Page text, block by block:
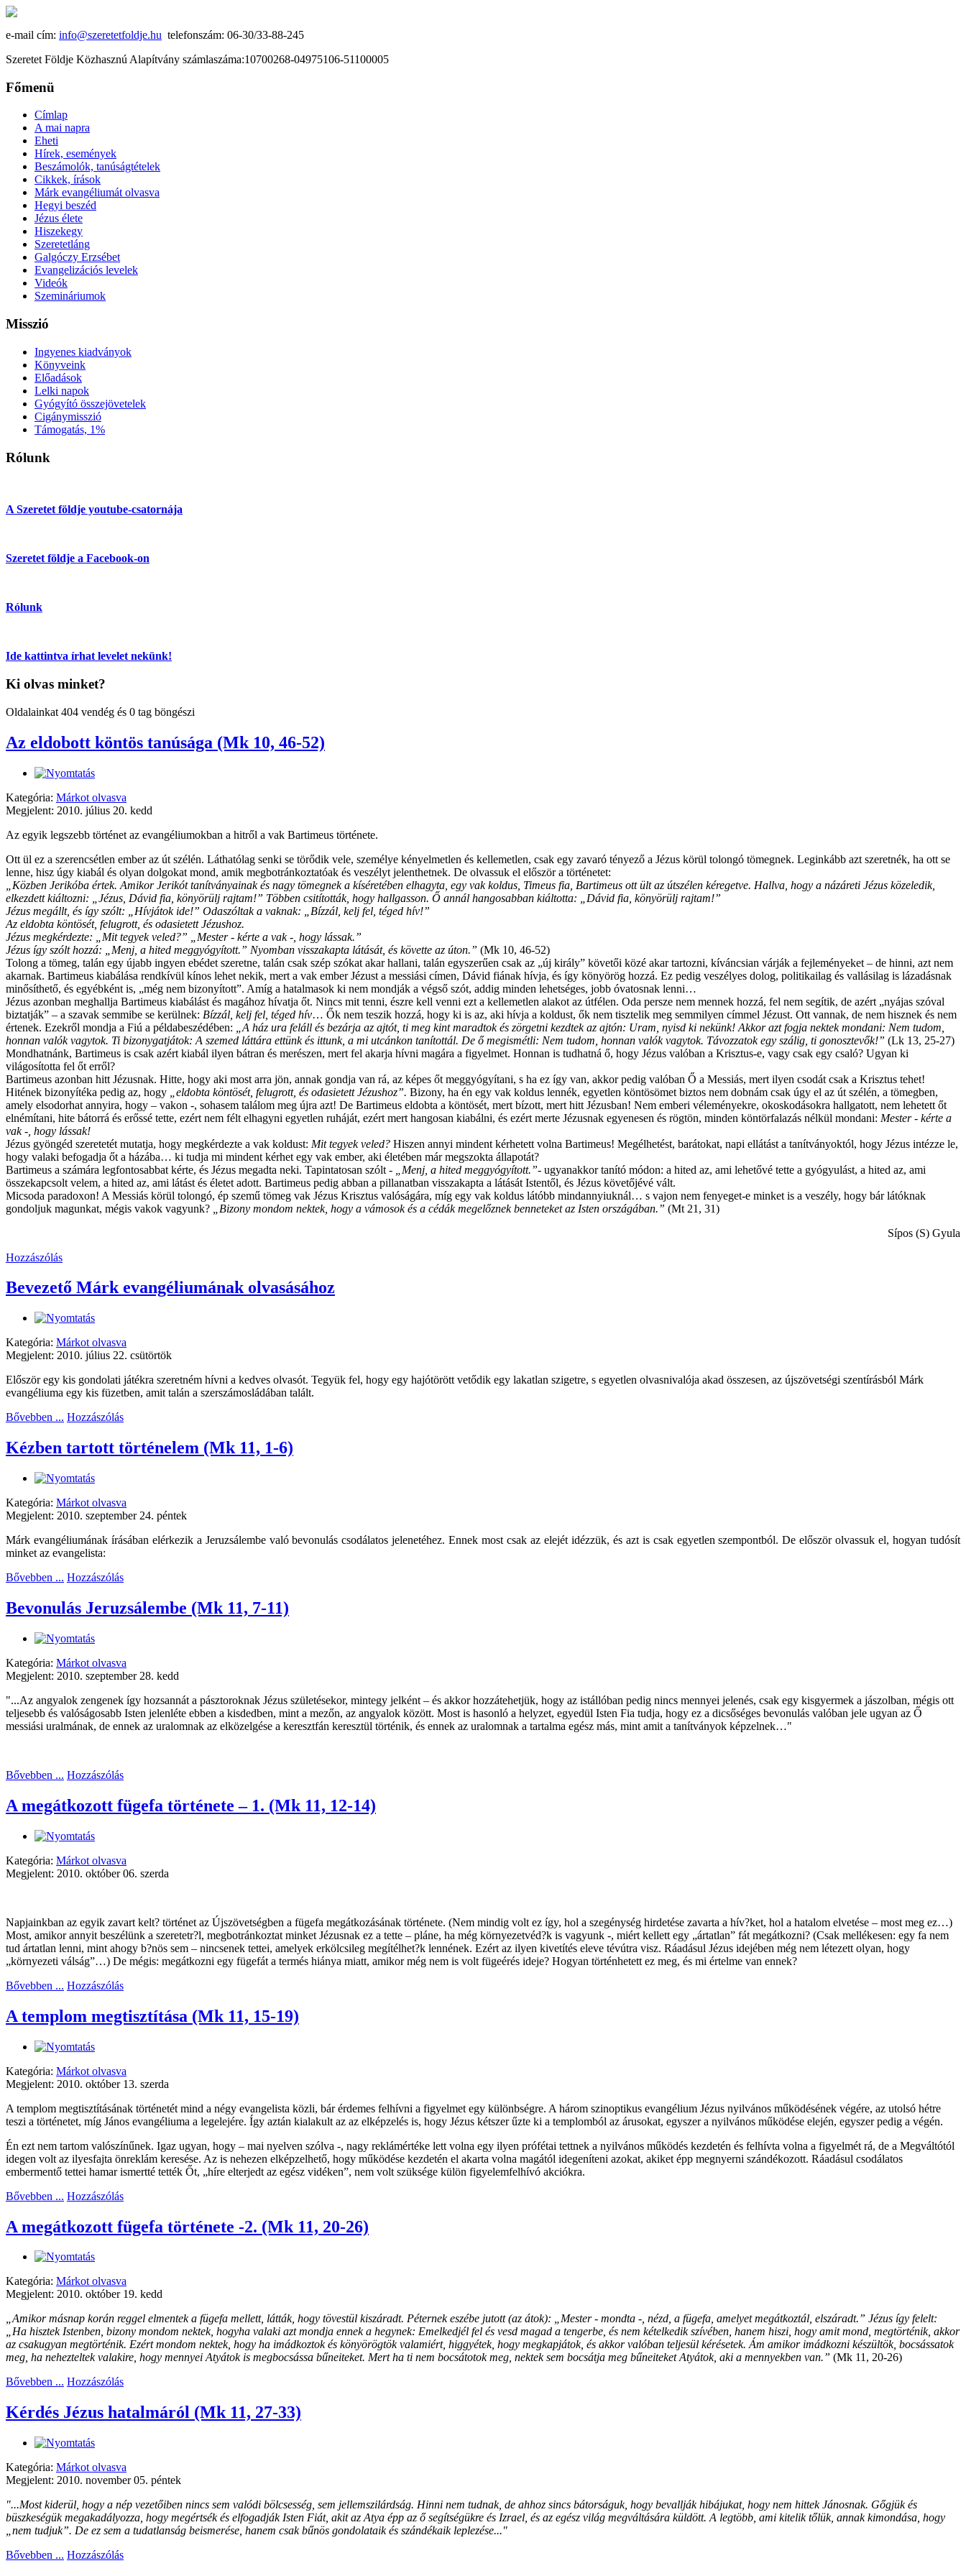
e-mail cím: info@szeretetfoldje.hu telefonszám: 06-30/33-88-245
Szeretet Földje Közhasznú Alapítvány számlaszáma:10700268-04975106-51100005
Főmenü
Címlap
A mai napra
Eheti
Hírek, események
Beszámolók, tanúságtételek
Cikkek, írások
Márk evangéliumát olvasva
Hegyi beszéd
Jézus élete
Hiszekegy
Szeretetláng
Galgóczy Erzsébet
Evangelizációs levelek
Videók
Szemináriumok
Misszió
Ingyenes kiadványok
Könyveink
Előadások
Lelki napok
Gyógyító összejövetelek
Cigánymisszió
Támogatás, 1%
Rólunk
A Szeretet földje youtube-csatornája
Szeretet földje a Facebook-on
Rólunk
Ide kattintva írhat levelet nekünk!
Ki olvas minket?
Oldalainkat 404 vendég és 0 tag böngészi
Az eldobott köntös tanúsága (Mk 10, 46-52)
Kategória: Márkot olvasva
Megjelent: 2010. július 20. kedd
Az egyik legszebb történet az evangéliumokban a hitről a vak Bartimeus története.
Ott ül ez a szerencsétlen ember az út szélén. Láthatólag senki se törődik vele, személye kényelmetlen és kellemetlen, csak egy zavaró tényező a Jézus körül tolongó tömegnek. Leginkább azt szeretnék, ha ott se
lenne, hisz úgy kiabál és olyan dolgokat mond, amik megbotránkoztatóak és veszélyt jelenthetnek. De olvassuk el először a történetet:
„Közben Jerikóba értek. Amikor Jerikót tanítványainak és nagy tömegnek a kíséretében elhagyta, egy vak koldus, Timeus fia, Bartimeus ott ült az útszélen kéregetve. Hallva, hogy a názáreti Jézus közeledik,
elkezdett kiáltozni: „Jézus, Dávid fia, könyörülj rajtam!” Többen csitították, hogy hallgasson. Ő annál hangosabban kiáltotta: „Dávid fia, könyörülj rajtam!”
Jézus megállt, és így szólt: „Hívjátok ide!” Odaszóltak a vaknak: „Bízzál, kelj fel, téged hív!”
Az eldobta köntösét, felugrott, és odasietett Jézushoz.
Jézus megkérdezte: „Mit tegyek veled?” „Mester - kérte a vak -, hogy lássak.”
Jézus így szólt hozzá: „Menj, a hited meggyógyított.” Nyomban visszakapta látását, és követte az úton.” (Mk 10, 46-52)
Tolong a tömeg, talán egy újabb ingyen ebédet szeretne, talán csak szép szókat akar hallani, talán egyszerűen csak az „új király” követői közé akar tartozni, kíváncsian várják a fejleményeket – de hinni, azt nem
akarnak. Bartimeus kiabálása rendkívül kínos lehet nekik, mert a vak ember Jézust a messiási címen, Dávid fiának hívja, és így könyörög hozzá. Ez pedig veszélyes dolog, politikailag és vallásilag is lázadásnak
minősíthető, és egyébként is, „még nem bizonyított”. Amíg a hatalmasok ki nem mondják a végső szót, addig minden lehetséges, jobb óvatosnak lenni…
Jézus azonban meghallja Bartimeus kiabálást és magához hívatja őt. Nincs mit tenni, észre kell venni ezt a kellemetlen alakot az útfélen. Oda persze nem mennek hozzá, fel nem segítik, de azért „nyájas szóval
biztatják” – a szavak semmibe se kerülnek: Bízzál, kelj fel, téged hív… Ők nem teszik hozzá, hogy ki is az, aki hívja a koldust, ők nem tisztelik meg semmilyen címmel Jézust. Ott vannak, de nem hisznek és nem
értenek. Ezekről mondja a Fiú a példabeszédében:
„A ház ura feláll és bezárja az ajtót, ti meg kint maradtok és zörgetni kezdtek az ajtón: Uram, nyisd ki nekünk! Akkor azt fogja nektek mondani: Nem tudom,
honnan valók vagytok. Ti bizonygatjátok: A szemed láttára ettünk és ittunk, a mi utcánkon tanítottál. De ő megismétli: Nem tudom, honnan valók vagytok. Távozzatok egy szálig, ti gonosztevők!” (Lk 13, 25-27)
Mondhatnánk, Bartimeus is csak azért kiabál ilyen bátran és merészen, mert fel akarja hívni magára a figyelmet. Honnan is tudhatná ő, hogy Jézus valóban a Krisztus-e, vagy csak egy csaló? Ugyan ki
világosította fel őt erről?
Bartimeus azonban hitt Jézusnak. Hitte, hogy aki most arra jön, annak gondja van rá, az képes őt meggyógyítani, s ha ez így van, akkor pedig valóban Ő a Messiás, mert ilyen csodát csak a Krisztus tehet!
Hitének bizonyítéka pedig az, hogy
„eldobta köntösét, felugrott, és odasietett Jézushoz”. Bizony, ha én egy vak koldus lennék, egyetlen köntösömet biztos nem dobnám csak úgy el az út szélén, a tömegben,
amely elsodorhat annyira, hogy – vakon -, sohasem találom meg újra azt! De Bartimeus eldobta a köntösét, mert bízott, mert hitt Jézusban! Nem emberi véleményekre, okoskodásokra hallgatott, nem lehetett őt
elnémítani, hite bátorrá és erőssé tette, ezért nem félt elhagyni egyetlen ruháját, ezért mert hangosan kiabálni, és ezért merte Jézusnak egyenesen és rögtön, minden köntörfalazás nélkül mondani: Mester - kérte a
vak -, hogy lássak!
Jézus gyöngéd szeretetét mutatja, hogy megkérdezte a vak koldust: Mit tegyek veled? Hiszen annyi mindent kérhetett volna Bartimeus! Megélhetést, barátokat, napi ellátást a tanítványoktól, hogy Jézus intézze le,
hogy valaki befogadja őt a házába… ki tudja mi mindent kérhet egy vak ember, aki életében már megszokta állapotát?
Bartimeus a számára legfontosabbat kérte, és Jézus megadta neki. Tapintatosan szólt -
„Menj, a hited meggyógyított.”- ugyanakkor tanító módon: a hited az, ami lehetővé tette a gyógyulást, a hited az, ami
összekapcsolt velem, a hited az, ami látást és életet adott. Bartimeus pedig abban a pillanatban visszakapta a látását Istentől, és Jézus követőjévé vált.
Micsoda paradoxon! A Messiás körül tolongó, ép szemű tömeg vak Jézus Krisztus valóságára, míg egy vak koldus látóbb mindannyiuknál… s vajon nem fenyeget-e minket is a veszély, hogy bár látóknak
gondoljuk magunkat, mégis vakok vagyunk?
„Bizony mondom nektek, hogy a vámosok és a cédák megelőznek benneteket az Isten országában.” (Mt 21, 31)
Sípos (S) Gyula
Hozzászólás
Bevezető Márk evangéliumának olvasásához
Kategória: Márkot olvasva
Megjelent: 2010. július 22. csütörtök
Először egy kis gondolati játékra szeretném hívni a kedves olvasót. Tegyük fel, hogy egy hajótörött vetődik egy lakatlan szigetre, s egyetlen olvasnivalója akad összesen, az újszövetségi szentírásból Márk
evangéliuma egy kis füzetben, amit talán a szerszámosládában talált.
Bővebben ... Hozzászólás
Kézben tartott történelem (Mk 11, 1-6)
Kategória: Márkot olvasva
Megjelent: 2010. szeptember 24. péntek
Márk evangéliumának írásában elérkezik a Jeruzsálembe való bevonulás csodálatos jelenetéhez. Ennek most csak az elejét idézzük, és azt is csak egyetlen szempontból. De először olvassuk el, hogyan tudósít
minket az evangelista:
Bővebben ... Hozzászólás
Bevonulás Jeruzsálembe (Mk 11, 7-11)
Kategória: Márkot olvasva
Megjelent: 2010. szeptember 28. kedd
"...Az angyalok zengenek így hozsannát a pásztoroknak Jézus születésekor, mintegy jelként – és akkor hozzátehetjük, hogy az istállóban pedig nincs mennyei jelenés, csak egy kisgyermek a jászolban, mégis ott
teljesebb és valóságosabb Isten jelenléte ebben a kisdedben, mint a mezőn, az angyalok között. Most is hasonló a helyzet, egyedül Isten Fia tudja, hogy ez a dicsőséges bevonulás valóban jele ugyan az Ő
messiási uralmának, de ennek az uralomnak az elközelgése a keresztfán keresztül történik, és ennek az uralomnak a tartalma egész más, mint amit a tanítványok képzelnek…"
Bővebben ... Hozzászólás
A megátkozott fügefa története – 1. (Mk 11, 12-14)
Kategória: Márkot olvasva
Megjelent: 2010. október 06. szerda
Napjainkban az egyik zavart kelt? történet az Újszövetségben a fügefa megátkozásának története. (Nem mindig volt ez így, hol a szegénység hirdetése zavarta a hív?ket, hol a hatalom elvetése – most meg ez…)
Most, amikor annyit beszélünk a szeretetr?l, megbotránkoztat minket Jézusnak ez a tette – pláne, ha még környezetvéd?k is vagyunk -, miért kellett egy „ártatlan” fát megátkozni? (Csak mellékesen: egy fa nem
tud ártatlan lenni, mint ahogy b?nös sem – nincsenek tettei, amelyek erkölcsileg megítélhet?k lennének. Ezért az ilyen kivetítés eleve tévútra visz. Ráadásul Jézus idejében még nem létezett olyan, hogy
„környezeti válság”…) De mégis: megátkozni egy fügefát a termés hiánya miatt, amikor még nem is volt fügeérés ideje? Hogyan történhetett ez meg, és mi értelme van ennek?
Bővebben ... Hozzászólás
A templom megtisztítása (Mk 11, 15-19)
Kategória: Márkot olvasva
Megjelent: 2010. október 13. szerda
A templom megtisztításának történetét mind a négy evangelista közli, bár érdemes felhívni a figyelmet egy különbségre. A három szinoptikus evangélium Jézus nyilvános működésének végére, az utolsó hétre
teszi a történetet, míg János evangéliuma a legelejére. Így aztán kialakult az az elképzelés is, hogy Jézus kétszer űzte ki a templomból az árusokat, egyszer a nyilvános működése elején, egyszer pedig a végén.
Én ezt nem tartom valószínűnek. Igaz ugyan, hogy – mai nyelven szólva -, nagy reklámértéke lett volna egy ilyen prófétai tettnek a nyilvános működés kezdetén és felhívta volna a figyelmét rá, de a Megváltótól
idegen volt az ilyesfajta önreklám keresése. Az is nehezen elképzelhető, hogy működése kezdetén el akarta volna magától idegeníteni azokat, akiket épp megnyerni szándékozott. Ráadásul csodálatos
embermentő tettei hamar ismertté tették Őt, „híre elterjedt az egész vidéken”, nem volt szüksége külön figyelemfelhívó akciókra.
Bővebben ... Hozzászólás
A megátkozott fügefa története -2. (Mk 11, 20-26)
Kategória: Márkot olvasva
Megjelent: 2010. október 19. kedd
„Amikor másnap korán reggel elmentek a fügefa mellett, látták, hogy tövestül kiszáradt. Péternek eszébe jutott (az átok): „Mester - mondta -, nézd, a fügefa, amelyet megátkoztál, elszáradt.” Jézus így felelt:
„Ha hisztek Istenben, bizony mondom nektek, hogyha valaki azt mondja ennek a hegynek: Emelkedjél fel és vesd magad a tengerbe, és nem kételkedik szívében, hanem hiszi, hogy amit mond, megtörténik, akkor
az csakugyan megtörténik. Ezért mondom nektek, hogy ha imádkoztok és könyörögtök valamiért, higgyétek, hogy megkapjátok, és akkor valóban teljesül kérésetek. Ám amikor imádkozni készültök, bocsássatok
meg, ha nehezteltek valakire, hogy mennyei Atyátok is megbocsássa bűneiteket. Mert ha ti nem bocsátotok meg, nektek sem bocsátja meg bűneiteket Atyátok, aki a mennyekben van.” (Mk 11, 20-26)
Bővebben ... Hozzászólás
Kérdés Jézus hatalmáról (Mk 11, 27-33)
Kategória: Márkot olvasva
Megjelent: 2010. november 05. péntek
"...Most kiderül, hogy a nép vezetőiben nincs sem valódi bölcsesség, sem jellemszilárdság. Hinni nem tudnak, de ahhoz sincs bátorságuk, hogy bevallják hibájukat, hogy nem hittek Jánosnak. Gőgjük és
büszkeségük megakadályozza, hogy megértsék és elfogadják Isten Fiát, akit az Atya épp az ő segítségükre és Izrael, és az egész világ megváltására küldött. A legtöbb, ami kitelik tőlük, annak kimondása, hogy
„nem tudjuk”. De ez sem a tudatlanság beismerése, hanem csak bűnös gondolataik és szándékaik leplezése..."
Bővebben ... Hozzászólás